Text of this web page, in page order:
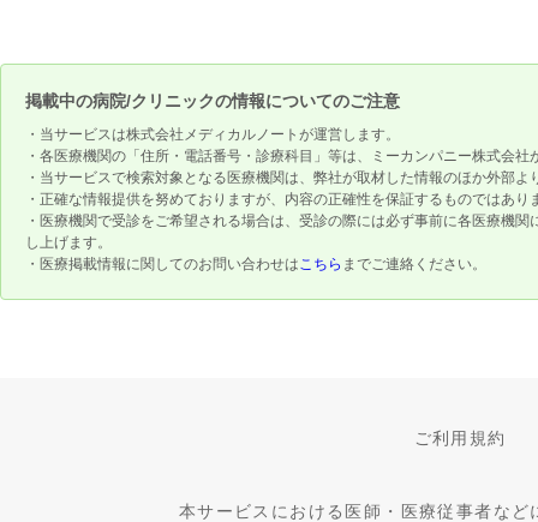
掲載中の病院/クリニックの情報についてのご注意
・当サービスは株式会社メディカルノートが運営します。
・各医療機関の「住所・電話番号・診療科目」等は、ミーカンパニー株式会
・当サービスで検索対象となる医療機関は、弊社が取材した情報のほか外部
・正確な情報提供を努めておりますが、内容の正確性を保証するものではあり
・医療機関で受診をご希望される場合は、受診の際には必ず事前に各医療機
し上げます。
・医療掲載情報に関してのお問い合わせはこちら までご連絡ください。
ご利用規約
本サービスにおける医師・医療従事者な